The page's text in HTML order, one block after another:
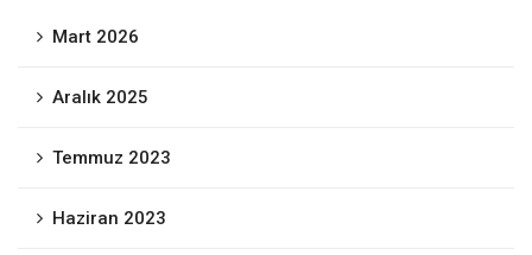
Mart 2026
Aralık 2025
Temmuz 2023
Haziran 2023